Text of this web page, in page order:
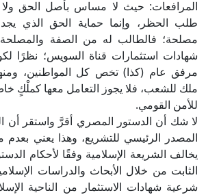
المرافعات: حيث لا مساس بأصل الحق
طلب الحظر، وإنما حماية الحق الذي
مصلحة؛ فالطالب له من الصفة
شهادات استثمارات قناة السويس؛ نظرًا
مرفق عام (كذا) تخص كل المواطنين،
ملك للشعب، فلا يجوز التعامل معها كملْكٍ
للأمن القومي.
لا شك أن الدستور المصري أقرَّ واستقر أن
المصدر الرئيسي للتشريع، وهذا يعني
يخالف الشريعة الإسلامية وفقًا لأحكام
الثابت من خلال الأبحاث والدراسات
شرعية شهادات الاستثمار من الناحية